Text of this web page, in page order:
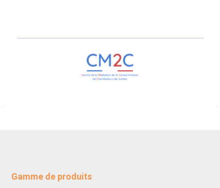
Gamme de produits